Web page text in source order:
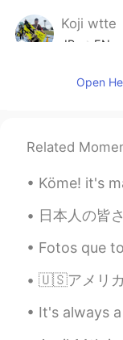
Koji wtte
JP EN
that.
めっちゃ
Masami
😆
itsuki
JP EN
Open
Related
Köme! it's made with grape
日本人の皆さんに質問があります！ 自分の名前にある
Fotos que tome está tarde
🇺🇸アメリカ豆知識 その40🇺🇸 アメリカで暮らしていく中で
It's always a good time